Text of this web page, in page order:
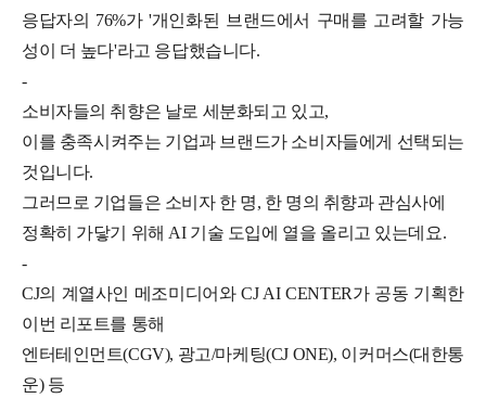
응답자의 76%가 '개인화된 브랜드에서 구매를 고려할 가능
성이 더 높다'라고 응답했습니다.
-
소비자들의 취향은 날로 세분화되고 있고,
이를 충족시켜주는 기업과 브랜드가 소비자들에게 선택되는
것입니다.
그러므로 기업들은 소비자 한 명, 한 명의 취향과 관심사에
정확히 가닿기 위해 AI 기술 도입에 열을 올리고 있는데요.
-
CJ의 계열사인 메조미디어와 CJ AI CENTER가 공동 기획한
이번 리포트를 통해
엔터테인먼트(CGV), 광고/마케팅(CJ ONE), 이커머스(대한통
운) 등